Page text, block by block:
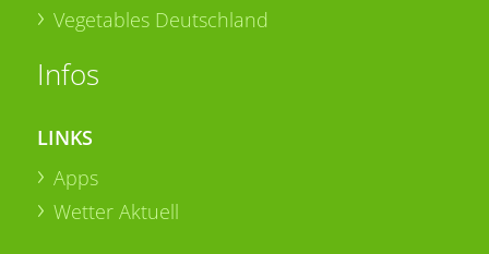
Vegetables Deutschland
Infos
LINKS
Apps
Wetter Aktuell